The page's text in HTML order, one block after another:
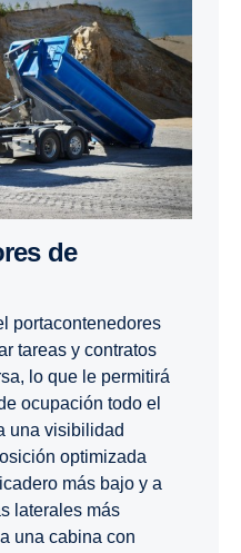
portacontenedores
tareas y contratos
lo que le permitirá
ocupación todo el
una visibilidad
optimizada
más bajo y a
laterales más
una cabina con